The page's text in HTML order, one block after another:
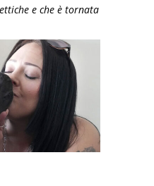
e che è tornata